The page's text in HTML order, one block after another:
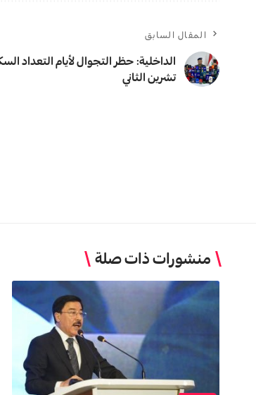
المقال السابق
تشرين الثاني
منشورات ذات صلة